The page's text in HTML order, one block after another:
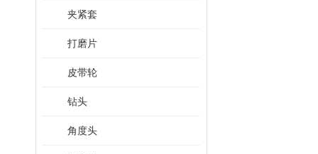
夹紧套
打磨片
皮带轮
钻头
角度头